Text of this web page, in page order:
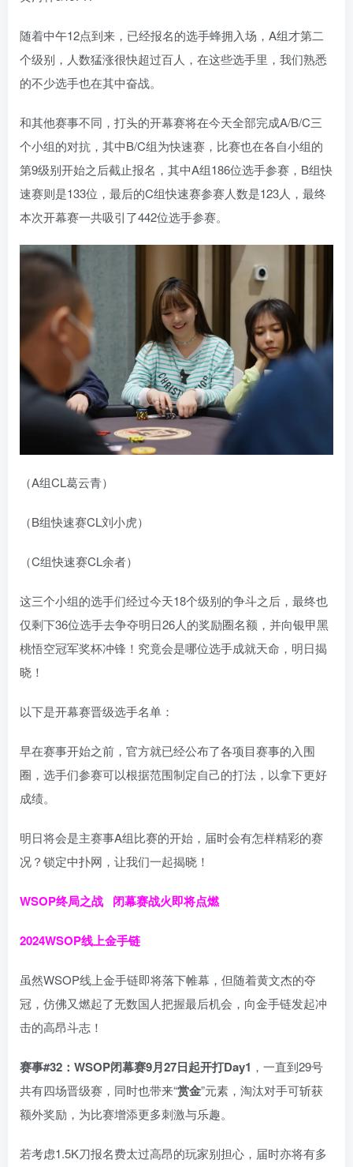
随着中午12点到来，已经报名的选手蜂拥入场，A组才第二
个级别，人数猛涨很快超过百人，在这些选手里，我们熟悉
的不少选手也在其中奋战。
和其他赛事不同，打头的开幕赛将在今天全部完成A/B/C三
个小组的对抗，其中B/C组为快速赛，比赛也在各自小组的
第9级别开始之后截止报名，其中A组186位选手参赛，B组快
速赛则是133位，最后的C组快速赛参赛人数是123人，最终
本次开幕赛一共吸引了442位选手参赛。
（A组CL葛云青）
（B组快速赛CL刘小虎）
（C组快速赛CL余者）
这三个小组的选手们经过今天18个级别的争斗之后，最终也
仅剩下36位选手去争夺明日26人的奖励圈名额，并向银甲黑
桃悟空冠军奖杯冲锋！究竟会是哪位选手成就天命，明日揭
晓！
以下是开幕赛晋级选手名单：
早在赛事开始之前，官方就已经公布了各项目赛事的入围
圈，选手们参赛可以根据范围制定自己的打法，以拿下更好
成绩。
明日将会是主赛事A组比赛的开始，届时会有怎样精彩的赛
况？锁定中扑网，让我们一起揭晓！
WSOP终局之战 闭幕赛战火即将点燃
2024WSOP线上金手链
虽然WSOP线上金手链即将落下帷幕，但随着黄文杰的夺
冠，仿佛又燃起了无数国人把握最后机会，向金手链发起冲
击的高昂斗志！
赛事#32：WSOP闭幕赛9月27日起开打Day1 ，一直到29号
共有四场晋级赛，同时也带来“赏金”元素，淘汰对手可斩获
额外奖励，为比赛增添更多刺激与乐趣。
若考虑1.5K刀报名费太过高昂的玩家别担心，届时亦将有多